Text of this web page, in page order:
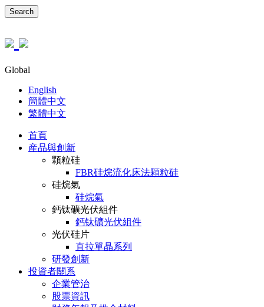
Search
Global
English
簡體中文
繁體中文
首頁
産品與創新
顆粒硅
FBR硅烷流化床法顆粒硅
硅烷氣
硅烷氣
鈣钛礦光伏組件
鈣钛礦光伏組件
光伏硅片
直拉單晶系列
研發創新
投資者關系
企業管治
股票資訊